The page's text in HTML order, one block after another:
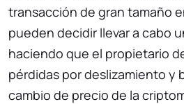
transacción de gran tamaño
pueden decidir llevar a cabo
haciendo que el propietario
pérdidas por deslizamiento y
cambio de precio de la